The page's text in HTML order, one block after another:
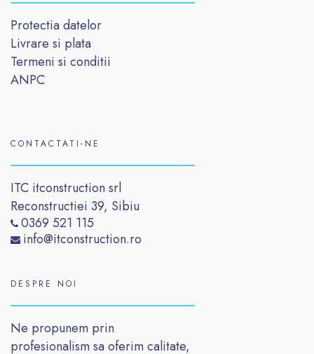
Protectia datelor
Livrare si plata
Termeni si conditii
ANPC
CONTACTATI-NE
ITC itconstruction srl
Reconstructiei 39, Sibiu
0369 521 115
info@itconstruction.ro
DESPRE NOI
Ne propunem prin
profesionalism sa oferim calitate,